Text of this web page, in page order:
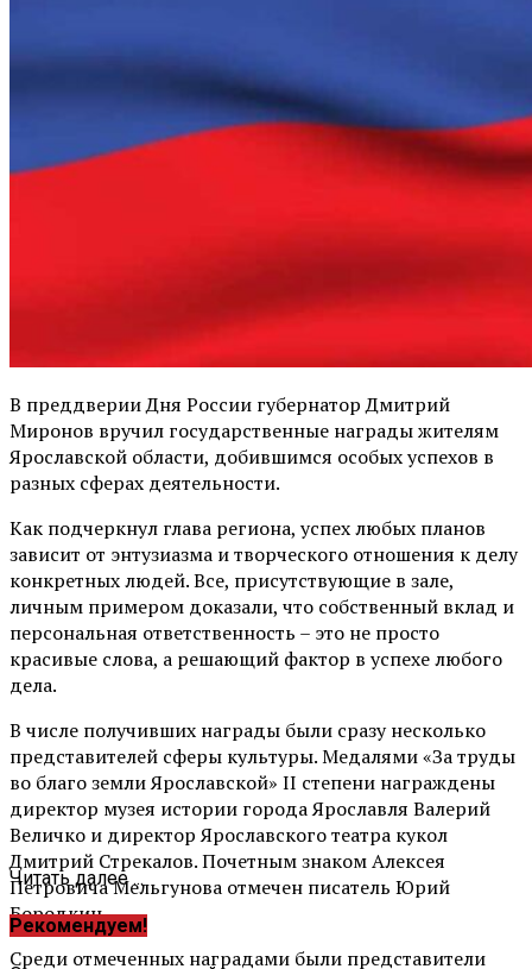
В преддверии Дня России губернатор Дмитрий
Миронов вручил государственные награды жителям
Ярославской области, добившимся особых успехов в
разных сферах деятельности.
Как подчеркнул глава региона, успех любых планов
зависит от энтузиазма и творческого отношения к делу
конкретных людей. Все, присутствующие в зале,
личным примером доказали, что собственный вклад и
персональная ответственность – это не просто
красивые слова, а решающий фактор в успехе любого
дела.
В числе получивших награды были сразу несколько
представителей сферы культуры. Медалями «За труды
во благо земли Ярославской» II степени награждены
директор музея истории города Ярославля Валерий
Величко и директор Ярославского театра кукол
Дмитрий Стрекалов. Почетным знаком Алексея
Петровича Мельгунова отмечен писатель Юрий
Бородкин.
Среди отмеченных наградами были представители
Читать далее ...
Рекомендуем!